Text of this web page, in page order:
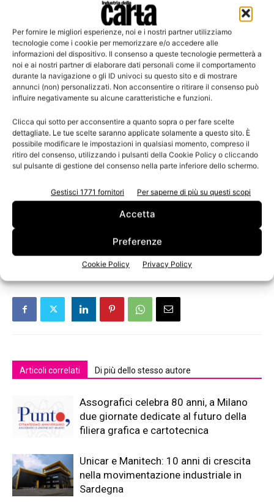
Per fornire le migliori esperienze, noi e i nostri partner utilizziamo
tecnologie come i cookie per memorizzare e/o accedere alle
informazioni del dispositivo. Il consenso a queste tecnologie permetterà a
noi e ai nostri partner di elaborare dati personali come il comportamento
durante la navigazione o gli ID univoci su questo sito e di mostrare
annunci (non) personalizzati. Non acconsentire o ritirare il consenso può
influire negativamente su alcune caratteristiche e funzioni.
Clicca qui sotto per acconsentire a quanto sopra o per fare scelte
dettagliate. Le tue scelte saranno applicate solamente a questo sito. È
possibile modificare le impostazioni in qualsiasi momento, compreso il
ritiro del consenso, utilizzando i pulsanti della Cookie Policy o cliccando
sul pulsante di gestione del consenso nella parte inferiore dello schermo.
Gestisci 1771 fornitori Per saperne di più su questi scopi
Accetta
Preferenze
Cookie Policy Privacy Policy
è possibile farlo accedendo al forum al
All’interno dello stesso forum è inoltre possibile
segnalare commenti e/o suggerimenti in merito al
Congresso e suggerire la località per la prossima
edizione. Il Consiglio Direttivo ha infatti stabilito che la
prossima edizione si terrà in Veneto, una regione che
offre tante bellissime location.
Infine, per chi non fosse riuscito a raggiungere il
Segreteria Aticelca.
cartiera Congresso 2013
Articoli correlati Di più dello stesso autore
Assografici celebra 80 anni, a Milano
due giornate dedicate al futuro della
filiera grafica e cartotecnica
Unicar e Manitech: 10 anni di crescita
nella movimentazione industriale in
Sardegna